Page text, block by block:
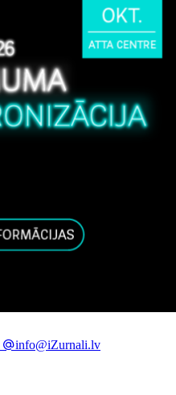
info@iZurnali.lv